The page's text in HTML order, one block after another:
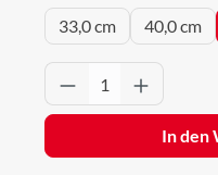
33,0 cm 40,0 cm
Produkt
In den